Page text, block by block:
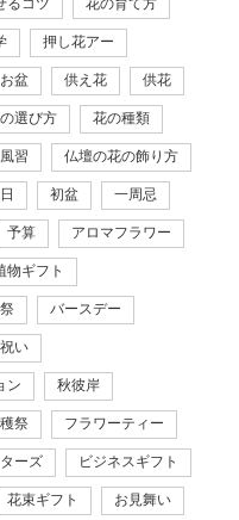
るコツ 花の育て方
押し花アー
お盆 供え花 供花
選び方 花の種類
風習 仏壇の花の飾り方
初盆 一周忌
予算 アロマフラワー
物ギフト
バースデー
い
ン 秋彼岸
祭 フラワーティー
ーズ ビジネスギフト
花束ギフト お見舞い